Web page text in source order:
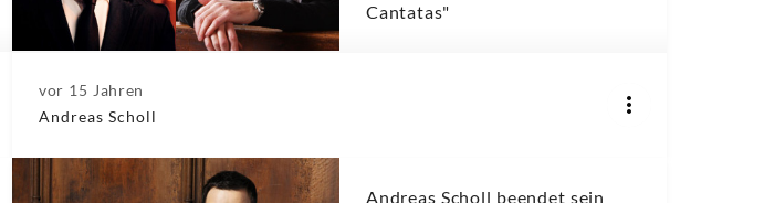
Cantatas"
vor 15 Jahren
Andreas Scholl
Andreas Scholl beendet sein